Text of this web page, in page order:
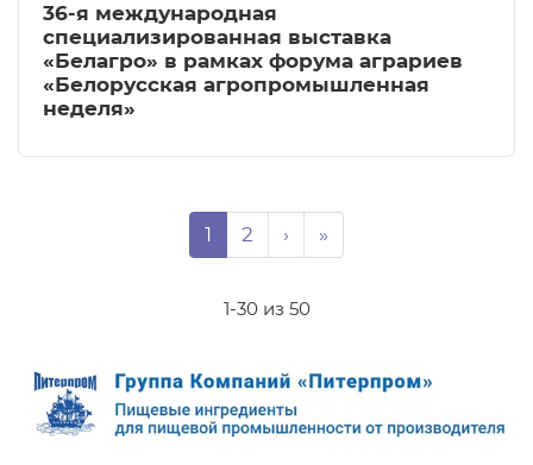
36-я международная
специализированная выставка
«Белагро» в рамках форума аграриев
«Белорусская агропромышленная
неделя»
Page
1 Page
2 Следующая страница
› Последняя
»
1-30 из 50